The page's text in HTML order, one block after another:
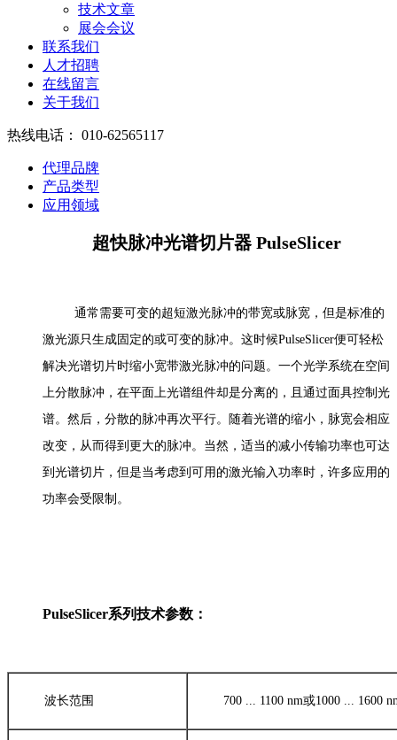
技术文章
展会会议
联系我们
人才招聘
在线留言
关于我们
热线电话： 010-62565117
代理品牌
产品类型
应用领域
超快脉冲光谱切片器 PulseSlicer
通常需要可变的超短激光脉冲的带宽或脉宽，但是标准的
激光源只生成固定的或可变的脉冲。这时候PulseSlicer便可轻松
解决光谱切片时缩小宽带激光脉冲的问题。一个光学系统在空间
上分散脉冲，在平面上光谱组件却是分离的，且通过面具控制光
谱。然后，分散的脉冲再次平行。随着光谱的缩小，脉宽会相应
改变，从而得到更大的脉冲。当然，适当的减小传输功率也可达
到光谱切片，但是当考虑到可用的激光输入功率时，许多应用的
功率会受限制。
PulseSlicer系列技术参数：
波长范围 700 ... 1100 nm或1000 ... 1600